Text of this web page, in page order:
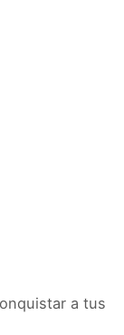
a tus